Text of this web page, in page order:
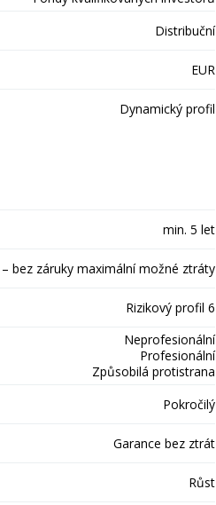
Distribuční
EUR
Dynamický profil
min. 5 let
bez záruky maximální možné ztráty
Rizikový profil 6
Neprofesionální
Profesionální
Způsobilá protistrana
Pokročilý
Garance bez ztrát
Růst